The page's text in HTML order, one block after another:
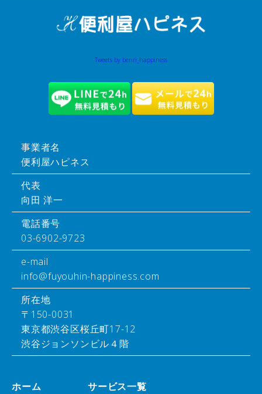
Tweets by benri_happiness
事業者名
便利屋ハピネス
代表
向田 洋一
電話番号
03-6902-9723
e-mail
info@fuyouhin-happiness.com
所在地
〒150-0031
東京都渋谷区桜丘町17-12
渋谷ジョンソンビル４階
ホーム
サービス一覧